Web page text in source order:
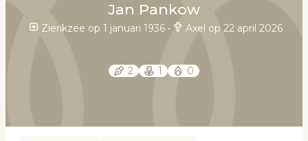
Jan Pankow
Zierikzee op 1 januari 1936• Axel op 22 april 2026
2 1 0